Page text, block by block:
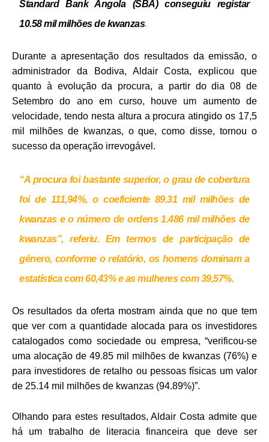
Standard Bank Angola (SBA)conseguiu registar
10.58 mil milhões de kwanzas.
Durante a apresentação dos resultados da emissão, o
administrador da Bodiva, Aldair Costa, explicou que
quanto à evolução da procura, a partir do dia 08 de
Setembro do ano em curso, houve um aumento de
velocidade, tendo nesta altura a procura atingido os 17,5
mil milhões de kwanzas, o que, como disse, tornou o
sucesso da operação irrevogável.
“A procura foi bastante superior, o grau de cobertura
foi de 111,94%, o coeficiente 89.31 mil milhões de
kwanzas e o número de ordens 1.486 mil milhões de
kwanzas”, referiu. Em termos de participação de
género, conforme o relatório, os homens dominam a
estatística com 60,43% e as mulheres com 39,57%.
Os resultados da oferta mostram ainda que no que tem
que ver com a quantidade alocada para os investidores
catalogados como sociedade ou empresa, “verificou-se
uma alocação de 49.85 mil milhões de kwanzas (76%) e
para investidores de retalho ou pessoas físicas um valor
de 25.14 mil milhões de kwanzas (94.89%)”.
Olhando para estes resultados, Aldair Costa admite que
há um trabalho de literacia financeira que deve ser